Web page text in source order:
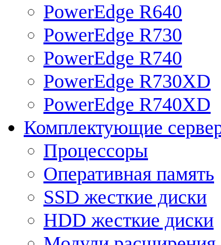
PowerEdge R640
PowerEdge R730
PowerEdge R740
PowerEdge R730XD
PowerEdge R740XD
Комплектующие
Процессоры
Оперативная память
SSD жесткие диски
HDD жесткие диски